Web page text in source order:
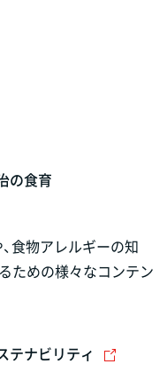
の食育
食物アレルギーの知
ための様々なコンテン
テナビリティ